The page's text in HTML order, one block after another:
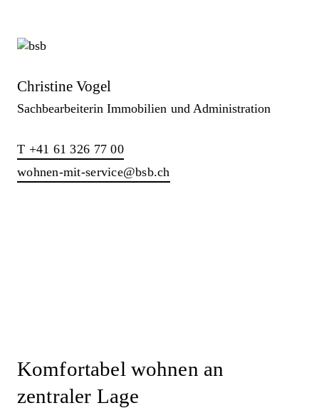
Christine Vogel
Sachbearbeiterin Immobilien und Administration
T +41 61 326 77 00
wohnen-mit-service@bsb.ch
Komfortabel wohnen an
zentraler Lage